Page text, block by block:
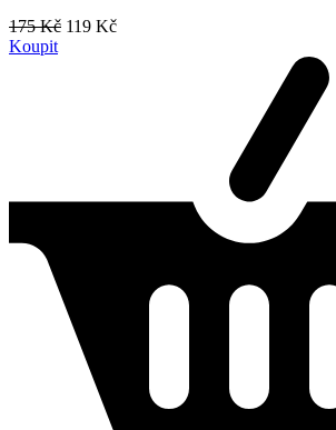
175 Kč 119 Kč
Koupit